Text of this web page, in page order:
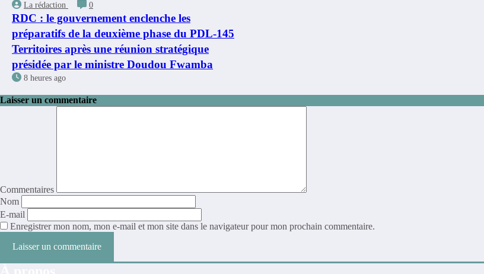
La rédaction 0
RDC : le gouvernement enclenche les
préparatifs de la deuxième phase du PDL-145
Territoires après une réunion stratégique
présidée par le ministre Doudou Fwamba
8 heures ago
Laisser un commentaire
Commentaires
Nom
E-mail
Enregistrer mon nom, mon e-mail et mon site dans le navigateur pour mon prochain commentaire.